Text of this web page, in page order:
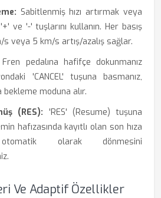
Sabitlenmiş hızı artırmak veya
ve '-' tuşlarını kullanın. Her basış
s veya 5 km/s artış/azalış sağlar.
Fren pedalına hafifçe dokunmanız
'CANCEL' tuşuna basmanız,
bekleme moduna alır.
(RES): 'RES' (Resume) tuşuna
hafızasında kayıtlı olan son hıza
otomatik olarak dönmesini
Ve Adaptif Özellikler